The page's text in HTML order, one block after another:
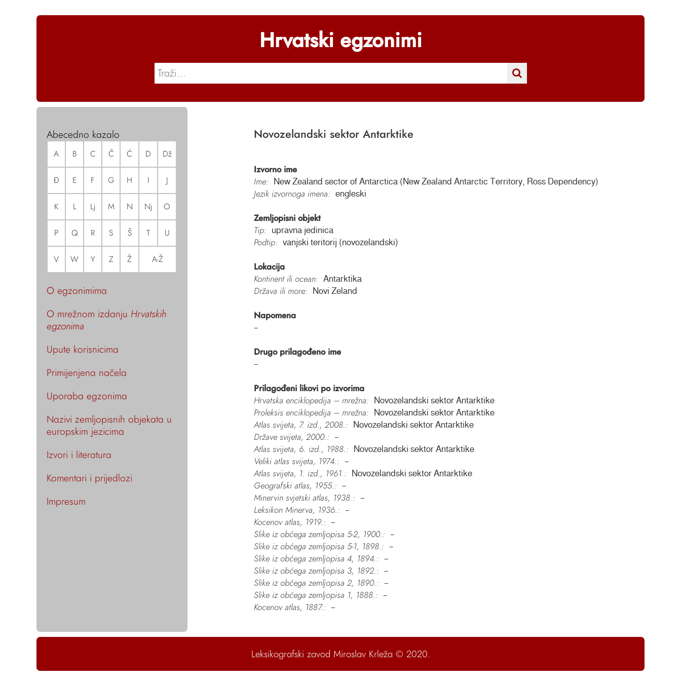
Hrvatski egzonimi
Abecedno kazalo
A B C Č Ć D Dž
Đ E F G H I J
K L Lj M N Nj O
P Q R S Š T U
V W Y Z Ž A-Ž
O egzonimima
O mrežnom izdanju Hrvatskih
egzonima
Upute korisnicima
Primijenjena načela
Uporaba egzonima
Nazivi zemljopisnih objekata u
europskim jezicima
Izvori i literatura
Komentari i prijedlozi
Impresum
Novozelandski sektor Antarktike
Izvorno ime
Ime:
New Zealand sector of Antarctica (New Zealand Antarctic Territory, Ross Dependency)
Jezik izvornoga imena: engleski
Zemljopisni objekt
Tip:
upravna jedinica
Podtip: vanjski teritorij (novozelandski)
Lokacija
Kontinent ili ocean:
Antarktika
Država ili more: Novi Zeland
Napomena
–
Drugo prilagođeno ime
–
Prilagođeni likovi po izvorima
Hrvatska enciklopedija – mrežna:
Novozelandski sektor Antarktike
Proleksis enciklopedija – mrežna: Novozelandski sektor Antarktike
Atlas svijeta, 7. izd., 2008.: Novozelandski sektor Antarktike
Države svijeta, 2000.: –
Atlas svijeta, 6. izd., 1988.: Novozelandski sektor Antarktike
Veliki atlas svijeta, 1974.: –
Atlas svijeta, 1. izd., 1961.: Novozelandski sektor Antarktike
Geografski atlas, 1955.: –
Minervin svjetski atlas, 1938.: –
Leksikon Minerva, 1936.: –
Kocenov atlas, 1919.: –
Slike iz obćega zemljopisa 5-2, 1900.: –
Slike iz obćega zemljopisa 5-1, 1898.: –
Slike iz obćega zemljopisa 4, 1894.: –
Slike iz obćega zemljopisa 3, 1892.: –
Slike iz obćega zemljopisa 2, 1890.: –
Slike iz obćega zemljopisa 1, 1888.: –
Kocenov atlas, 1887.: –
Leksikografski zavod Miroslav Krleža © 2020.